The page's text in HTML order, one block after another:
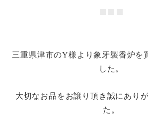
三重県津市のY様より象牙製香炉を
した。
大切なお品をお譲り頂き誠にあり
た。